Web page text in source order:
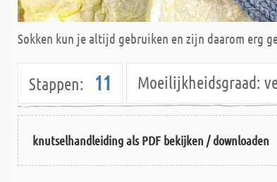
Sokken kun je altijd gebruiken en zijn daarom erg
Stappen: 11 Moeilijkheidsgraad:
knutselhandleiding als PDF bekijken / downloaden